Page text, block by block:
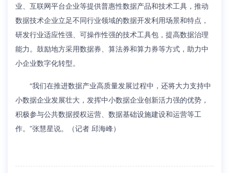
业、互联网平台企业等提供普惠性数据产品和技术工具，推动
数据技术企业立足不同行业领域的数据开发利用场景和特点，
研发行业适应性强、可操作性强的技术工具包，提高数据治理
能力。鼓励地方采用数据券、算法券和算力券等方式，助力中
小企业数字化转型。
“我们在推进数据产业高质量发展过程中，还将大力支持中
小数据企业发展壮大，发挥中小数据企业创新活力强的优势，
积极参与公共数据授权运营、数据基础设施建设和运营等工
作。”张慧星说。（记者 邱海峰）